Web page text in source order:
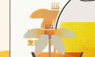
好友型的人喜歡分享
友誼和信任，穩定感
情是心靈